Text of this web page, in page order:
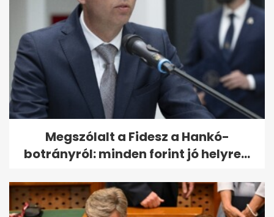
Megszólalt a Fidesz a Hankó-
botrányról: minden forint jó helyre...